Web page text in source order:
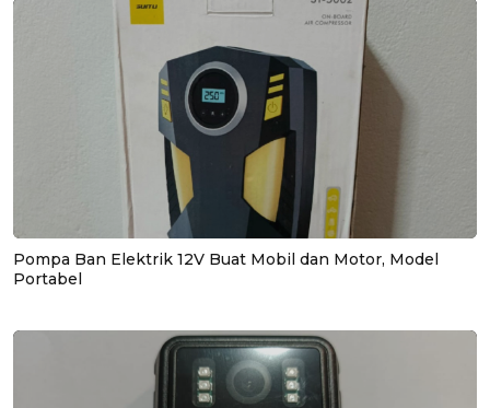
Pompa Ban Elektrik 12V Buat Mobil dan Motor, Model
Portabel